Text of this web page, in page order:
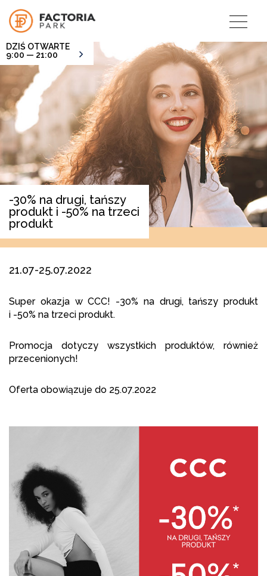
DZIŚ OTWARTE
9:00 — 21:00
-30% na drugi, tańszy
produkt i -50% na trzeci
produkt
21.07-25.07.2022
Super okazja w CCC! -30% na drugi, tańszy produkt
i -50% na trzeci produkt.
Promocja dotyczy wszystkich produktów, również
przecenionych!
Oferta obowiązuje do 25.07.2022